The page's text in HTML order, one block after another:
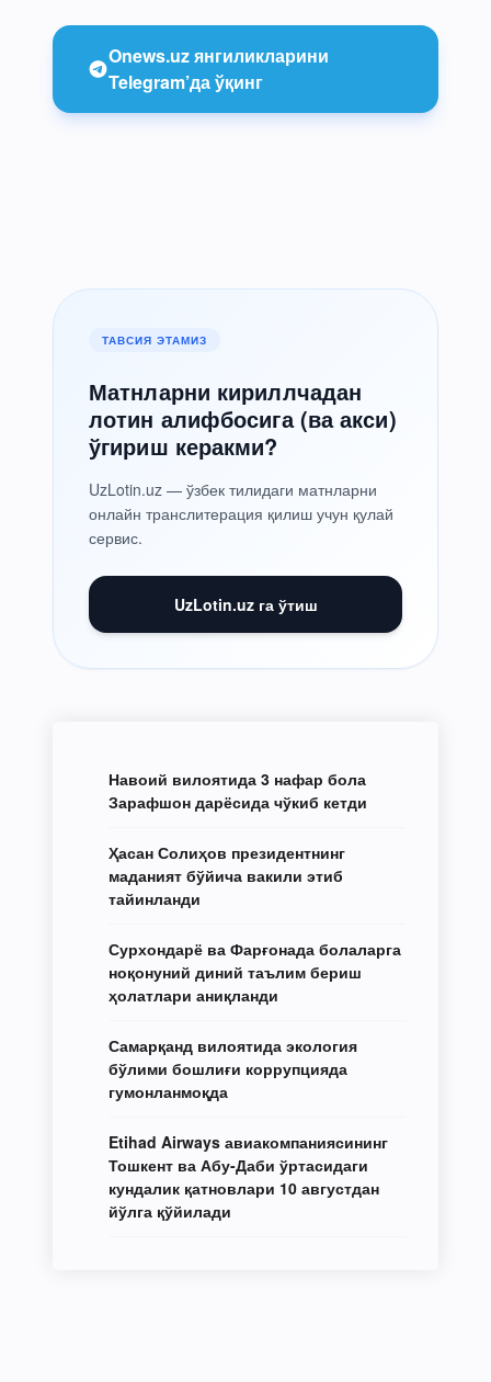
Onews.uz янгиликларини
Telegram’да ўқинг
ТАВСИЯ ЭТАМИЗ
Матнларни кириллчадан
лотин алифбосига (ва акси)
ўгириш керакми?
UzLotin.uz — ўзбек тилидаги матнларни
онлайн транслитерация қилиш учун қулай
сервис.
UzLotin.uz га ўтиш
Навоий вилоятида 3 нафар бола
Зарафшон дарёсида чўкиб кетди
Ҳасан Солиҳов президентнинг
маданият бўйича вакили этиб
тайинланди
Сурхондарё ва Фарғонада болаларга
ноқонуний диний таълим бериш
ҳолатлари аниқланди
Самарқанд вилоятида экология
бўлими бошлиғи коррупцияда
гумонланмоқда
Etihad Airways авиакомпаниясининг
Тошкент ва Абу-Даби ўртасидаги
кундалик қатновлари 10 августдан
йўлга қўйилади